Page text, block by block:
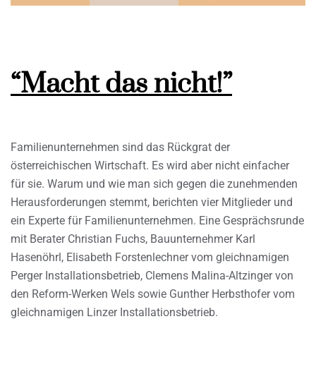
“Macht das nicht!”
Familienunternehmen sind das Rückgrat der
österreichischen Wirtschaft. Es wird aber nicht einfacher
für sie. Warum und wie man sich gegen die zunehmenden
Herausforderungen stemmt, berichten vier Mitglieder und
ein Experte für Familienunternehmen. Eine Gesprächsrunde
mit Berater Christian Fuchs, Bauunternehmer Karl
Hasenöhrl, Elisabeth Forstenlechner vom gleichnamigen
Perger Installationsbetrieb, Clemens Malina-Altzinger von
den Reform-Werken Wels sowie Gunther Herbsthofer vom
gleichnamigen Linzer Installationsbetrieb.